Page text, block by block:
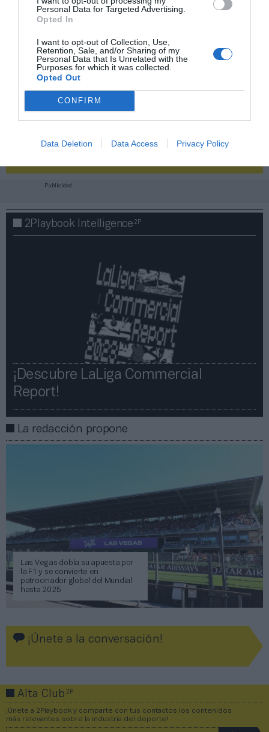
Personal Data for Targeted Advertising.
Opted In
I want to opt-out of Collection, Use,
Retention, Sale, and/or Sharing of my
Personal Data that Is Unrelated with the
Purposes for which it was collected.
Opted Out
CONFIRM
Data Deletion Data Access Privacy Policy
y eventos para Socios!​​​​​​​
Publicidad
2Playbook Intelligence2P
¡Descubre LaLiga Commercial
Report!​​
La redacción propone
Las Vegas dobla su apuesta por
la F1 y se convierte en
patrocinador global del Mundial
hasta 2025
¡Únete a la conversación!
Alta Club2P
¡Únete a 2Playbook y comparte con tus contactos los contenidos
más relevantes sobre la industria del deporte!